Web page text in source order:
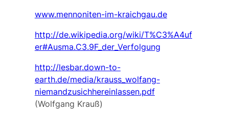
www.mennoniten-im-kraichgau.de
http://de.wikipedia.org/wiki/T%C3%A4uf
er#Ausma.C3.9F_der_Verfolgung
http://lesbar.down-to-
earth.de/media/krauss_wolfang-
niemandzusichhereinlassen.pdf
(Wolfgang Krauß)